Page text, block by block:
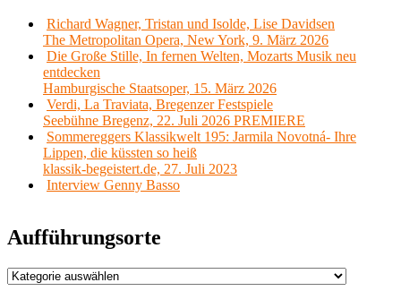
Richard Wagner, Tristan und Isolde, Lise Davidsen
The Metropolitan Opera, New York, 9. März 2026
Die Große Stille, In fernen Welten, Mozarts Musik neu
entdecken
Hamburgische Staatsoper, 15. März 2026
Verdi, La Traviata, Bregenzer Festspiele
Seebühne Bregenz, 22. Juli 2026 PREMIERE
Sommereggers Klassikwelt 195: Jarmila Novotná- Ihre
Lippen, die küssten so heiß
klassik-begeistert.de, 27. Juli 2023
Interview Genny Basso
Aufführungsorte
Aufführungsorte